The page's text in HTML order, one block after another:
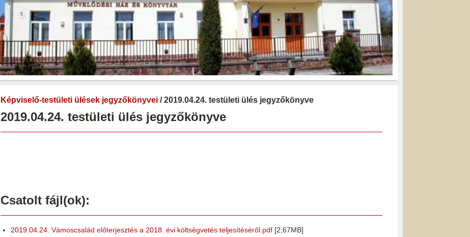
Képviselő-testületi ülések jegyzőkönyvei / 2019.04.24. testületi ülés jegyzőkönyve
2019.04.24. testületi ülés jegyzőkönyve
Csatolt fájl(ok):
2019.04.24. Vámoscsalád előterjesztés a 2018. évi költségvetés teljesítéséről.pdf [2,67MB]